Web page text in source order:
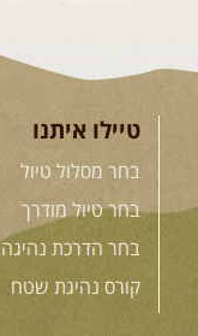
טיילו איתנו
בחר מסלול טיול
בחר טיול מודרך
בחר הדרכת נהיגה
קורס נהיגת שטח